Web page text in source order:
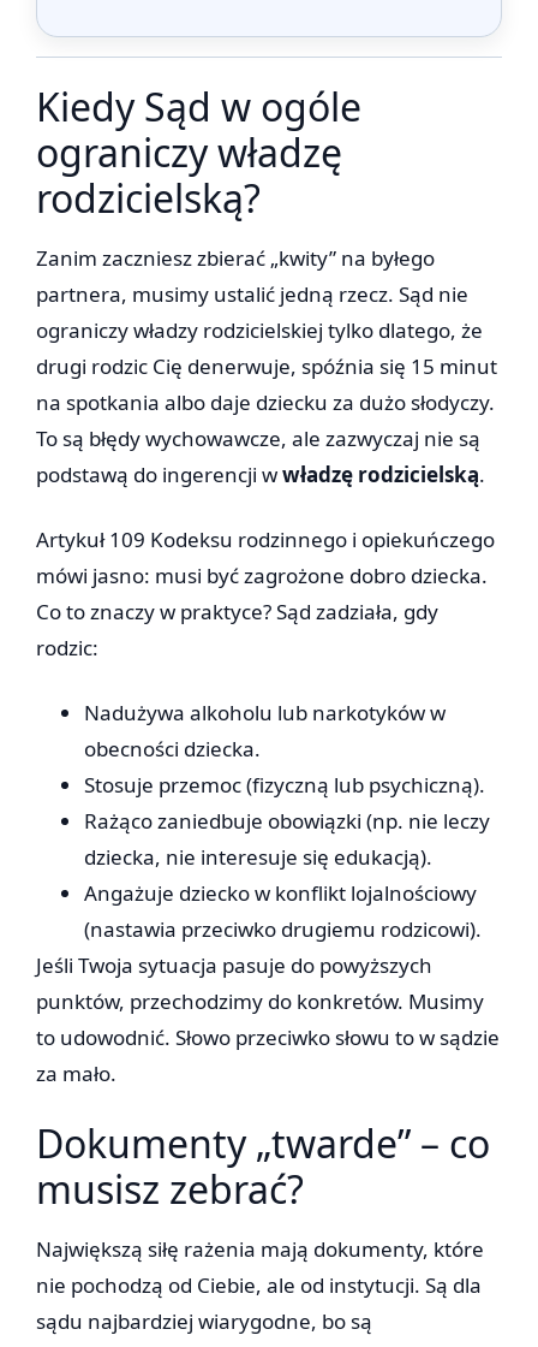
Kiedy Sąd w ogóle
ograniczy władzę
rodzicielską?
Zanim zaczniesz zbierać „kwity” na byłego
partnera, musimy ustalić jedną rzecz. Sąd nie
ograniczy władzy rodzicielskiej tylko dlatego, że
drugi rodzic Cię denerwuje, spóźnia się 15 minut
na spotkania albo daje dziecku za dużo słodyczy.
To są błędy wychowawcze, ale zazwyczaj nie są
podstawą do ingerencji wwładzę rodzicielską.
Artykuł 109 Kodeksu rodzinnego i opiekuńczego
mówi jasno: musi być zagrożone dobro dziecka.
Co to znaczy w praktyce? Sąd zadziała, gdy
rodzic:
Nadużywa alkoholu lub narkotyków w
obecności dziecka.
Stosuje przemoc (fizyczną lub psychiczną).
Rażąco zaniedbuje obowiązki (np. nie leczy
dziecka, nie interesuje się edukacją).
Angażuje dziecko w konflikt lojalnościowy
(nastawia przeciwko drugiemu rodzicowi).
Jeśli Twoja sytuacja pasuje do powyższych
punktów, przechodzimy do konkretów. Musimy
to udowodnić. Słowo przeciwko słowu to w sądzie
za mało.
Dokumenty „twarde” – co
musisz zebrać?
Największą siłę rażenia mają dokumenty, które
nie pochodzą od Ciebie, ale od instytucji. Są dla
sądu najbardziej wiarygodne, bo są